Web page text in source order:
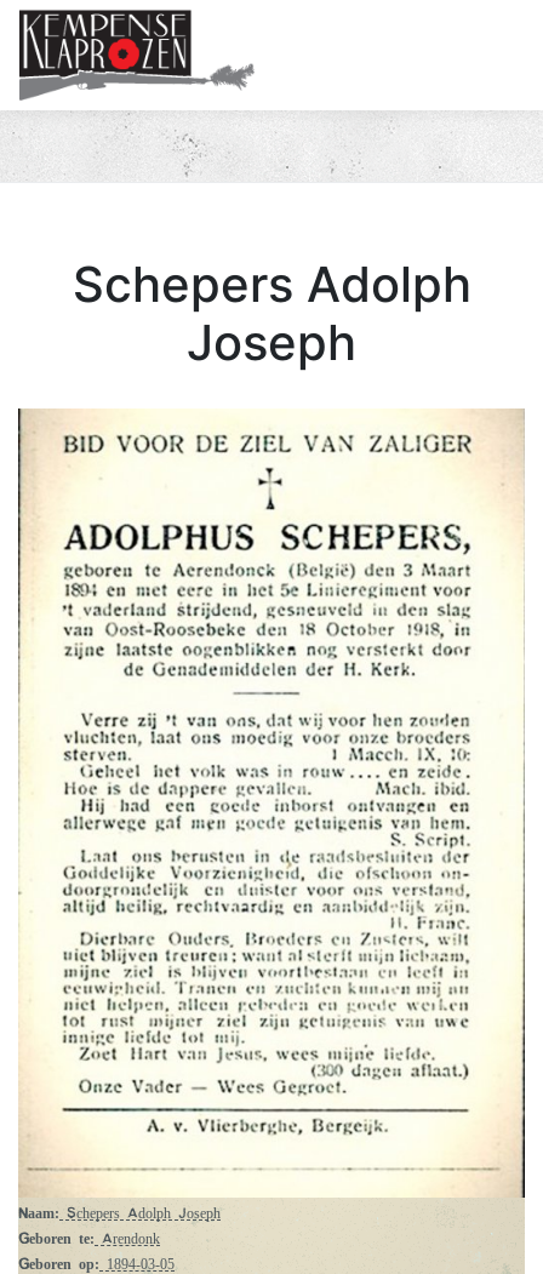
Schepers Adolph
Joseph
Naam: Schepers Adolph Joseph
Geboren te: Arendonk
Geboren op: 1894-03-05